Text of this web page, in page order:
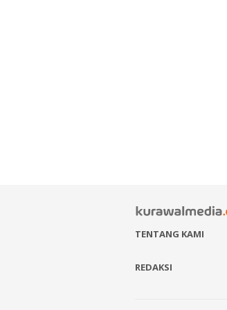
TENTANG KAMI
REDAKSI